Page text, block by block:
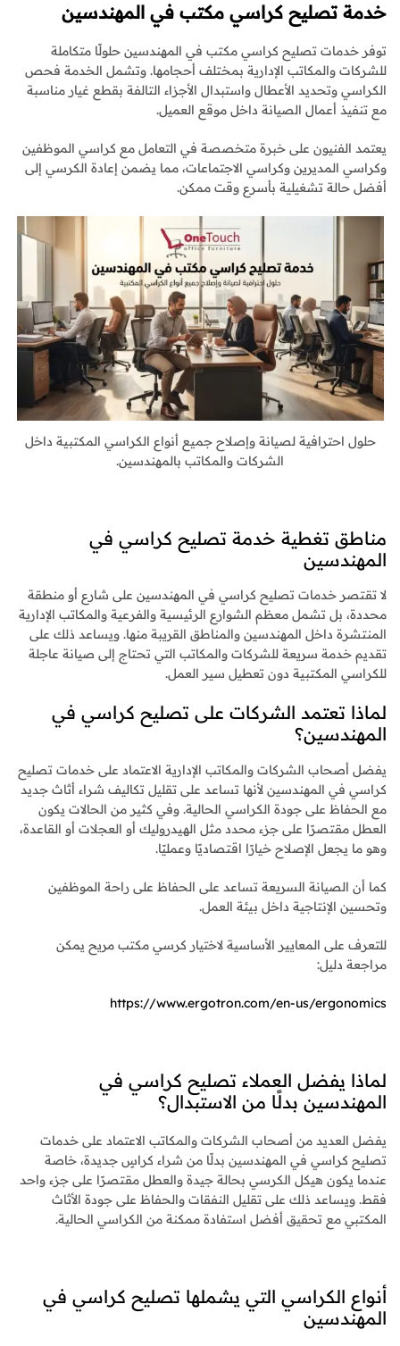
خدمة تصليح كراسي مكتب في المهندسين
توفر خدمات تصليح كراسي مكتب في المهندسين حلولًا متكاملة
للشركات والمكاتب الإدارية بمختلف أحجامها. وتشمل الخدمة فحص
الكراسي وتحديد الأعطال واستبدال الأجزاء التالفة بقطع غيار مناسبة
مع تنفيذ أعمال الصيانة داخل موقع العميل.
يعتمد الفنيون على خبرة متخصصة في التعامل مع كراسي الموظفين
وكراسي المديرين وكراسي الاجتماعات، مما يضمن إعادة الكرسي إلى
أفضل حالة تشغيلية بأسرع وقت ممكن.
حلول احترافية لصيانة وإصلاح جميع أنواع الكراسي المكتبية داخل
الشركات والمكاتب بالمهندسين.
مناطق تغطية خدمة تصليح كراسي في
المهندسين
لا تقتصر خدمات تصليح كراسي في المهندسين على شارع أو منطقة
محددة، بل تشمل معظم الشوارع الرئيسية والفرعية والمكاتب الإدارية
المنتشرة داخل المهندسين والمناطق القريبة منها. ويساعد ذلك على
تقديم خدمة سريعة للشركات والمكاتب التي تحتاج إلى صيانة عاجلة
للكراسي المكتبية دون تعطيل سير العمل.
لماذا تعتمد الشركات على تصليح كراسي في
المهندسين؟
يفضل أصحاب الشركات والمكاتب الإدارية الاعتماد على خدمات تصليح
كراسي في المهندسين لأنها تساعد على تقليل تكاليف شراء أثاث جديد
مع الحفاظ على جودة الكراسي الحالية. وفي كثير من الحالات يكون
العطل مقتصرًا على جزء محدد مثل الهيدروليك أو العجلات أو القاعدة،
وهو ما يجعل الإصلاح خيارًا اقتصاديًا وعمليًا.
كما أن الصيانة السريعة تساعد على الحفاظ على راحة الموظفين
وتحسين الإنتاجية داخل بيئة العمل.
للتعرف على المعايير الأساسية لاختيار كرسي مكتب مريح يمكن
مراجعة دليل:
https://www.ergotron.com/en-us/ergonomics
لماذا يفضل العملاء تصليح كراسي في
المهندسين بدلًا من الاستبدال؟
يفضل العديد من أصحاب الشركات والمكاتب الاعتماد على خدمات
تصليح كراسي في المهندسين بدلًا من شراء كراسٍ جديدة، خاصة
عندما يكون هيكل الكرسي بحالة جيدة والعطل مقتصرًا على جزء واحد
فقط. ويساعد ذلك على تقليل النفقات والحفاظ على جودة الأثاث
المكتبي مع تحقيق أفضل استفادة ممكنة من الكراسي الحالية.
أنواع الكراسي التي يشملها تصليح كراسي في
المهندسين